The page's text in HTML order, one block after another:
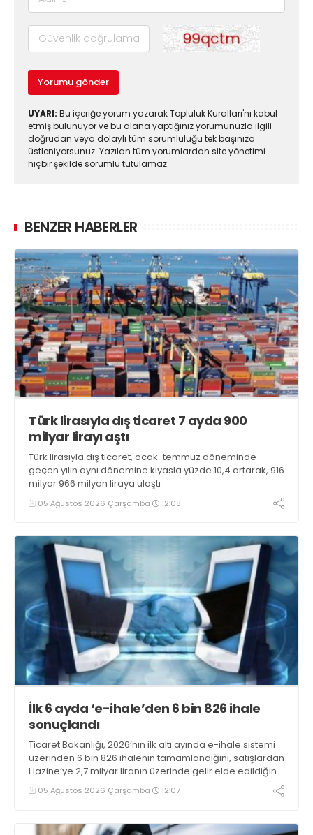
Yorumu gönder
UYARI: Bu içeriğe yorum yazarak Topluluk Kuralları'nı kabul
etmiş bulunuyor ve bu alana yaptığınız yorumunuzla ilgili
doğrudan veya dolaylı tüm sorumluluğu tek başınıza
üstleniyorsunuz. Yazılan tüm yorumlardan site yönetimi
hiçbir şekilde sorumlu tutulamaz.
BENZER HABERLER
Türk lirasıyla dış ticaret 7 ayda 900
milyar lirayı aştı
Türk lirasıyla dış ticaret, ocak-temmuz döneminde
geçen yılın aynı dönemine kıyasla yüzde 10,4 artarak, 916
milyar 966 milyon liraya ulaştı
05 Ağustos 2026 Çarşamba 12:08
İlk 6 ayda ‘e-ihale’den 6 bin 826 ihale
sonuçlandı
Ticaret Bakanlığı, 2026’nın ilk altı ayında e-ihale sistemi
üzerinden 6 bin 826 ihalenin tamamlandığını, satışlardan
Hazine’ye 2,7 milyar liranın üzerinde gelir elde edildiğini
açıkladı
05 Ağustos 2026 Çarşamba 12:07